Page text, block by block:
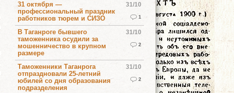
31/10
1
31 октября —
профессиональный праздник
работников тюрем и СИЗО
31/10
2
В Таганроге бывшего
таможенника осудили за
мошенничество в крупном
размере
31/10
2
Таможенники Таганрога
отпраздновали 25-летний
юбилей со дня образования
подразделения